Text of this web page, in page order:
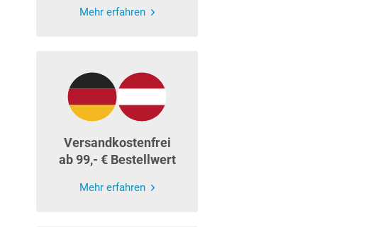
Mehr erfahren
Versandkostenfrei
ab 99,- € Bestellwert
Mehr erfahren